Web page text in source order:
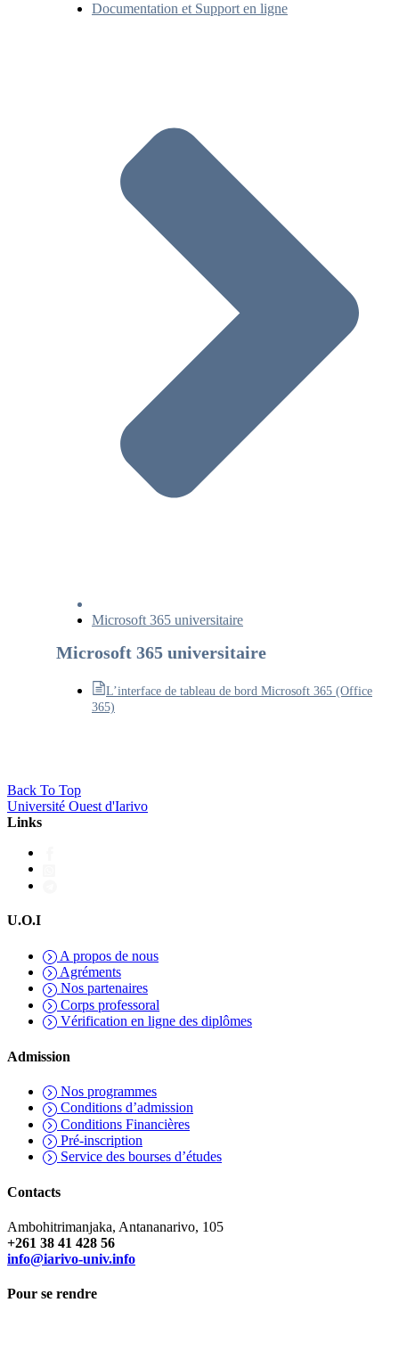
Documentation et Support en ligne
Microsoft 365 universitaire
Microsoft 365 universitaire
L’interface de tableau de bord Microsoft 365 (Office
365)
Back To Top
Université Ouest d'Iarivo
Links
U.O.I
A propos de nous
Agréments
Nos partenaires
Corps professoral
Vérification en ligne des diplômes
Admission
Nos programmes
Conditions d’admission
Conditions Financières
Pré-inscription
Service des bourses d’études
Contacts
Ambohitrimanjaka, Antananarivo, 105
+261 38 41 428 56
info@iarivo-univ.info
Pour se rendre